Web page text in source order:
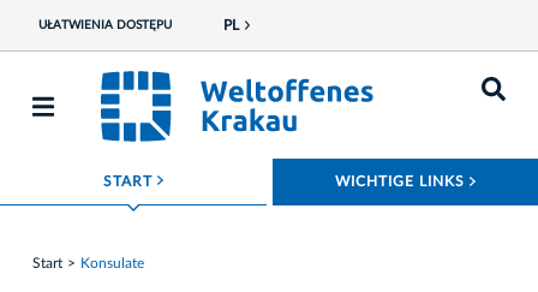
UŁATWIENIA DOSTĘPU PL
START ROZWIŃ MENU WICHTIGE LINKS
Start Konsulate